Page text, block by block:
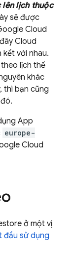
lên lịch thuộc
sẽ được
Cloud
Cloud
kết với nhau.
lịch thế
khác
thì bạn cũng
App
europe-
Cloud
ở một vị
đầu sử dụng